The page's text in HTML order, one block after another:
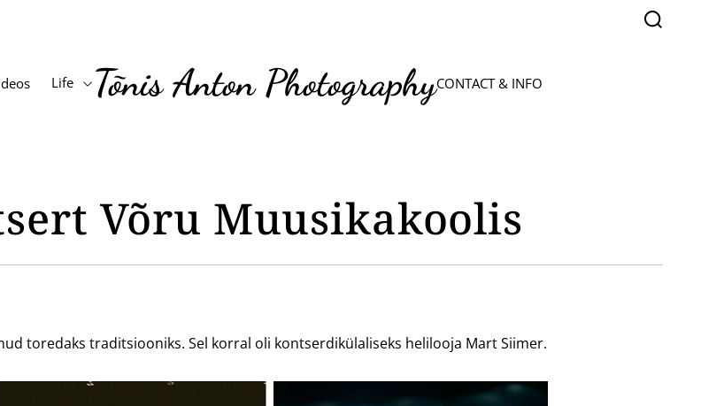
S
e
Life Tõnis Anton PhotographyCONTACT & INFO
Võru Muusikakoolis
toredaks traditsiooniks. Sel korral oli kontserdikülaliseks helilooja Mart Siimer.